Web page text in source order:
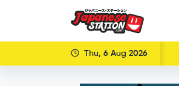
Thu, 6 Aug 2026